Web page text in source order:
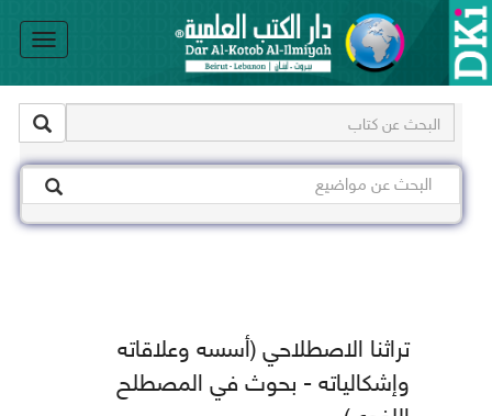
تراثنا الاصطلاحي (أسسه وعلاقاته
وإشكالياته - بحوث في المصطلح